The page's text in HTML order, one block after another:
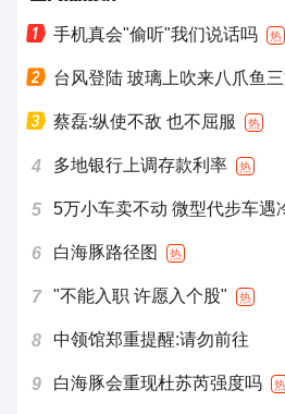
手机真会"偷听"我们说话吗 热
台风登陆 玻璃上吹来八爪鱼三
蔡磊:纵使不敌 也不屈服 热
4 多地银行上调存款利率 热
5 5万小车卖不动 微型代步车遇
6 白海豚路径图 热
7 "不能入职 许愿入个股" 热
8 中领馆郑重提醒:请勿前往
9 白海豚会重现杜苏芮强度吗 热